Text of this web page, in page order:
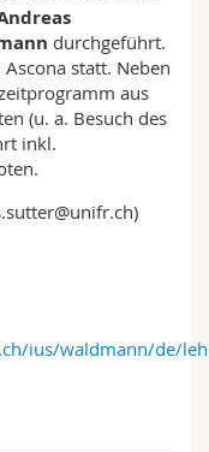
durchgeführt.
statt. Neben
aus
(u. a. Besuch des
inkl.
ius/waldmann/de/